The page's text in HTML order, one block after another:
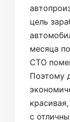
цель
месяца
СТО
Поэтому
с